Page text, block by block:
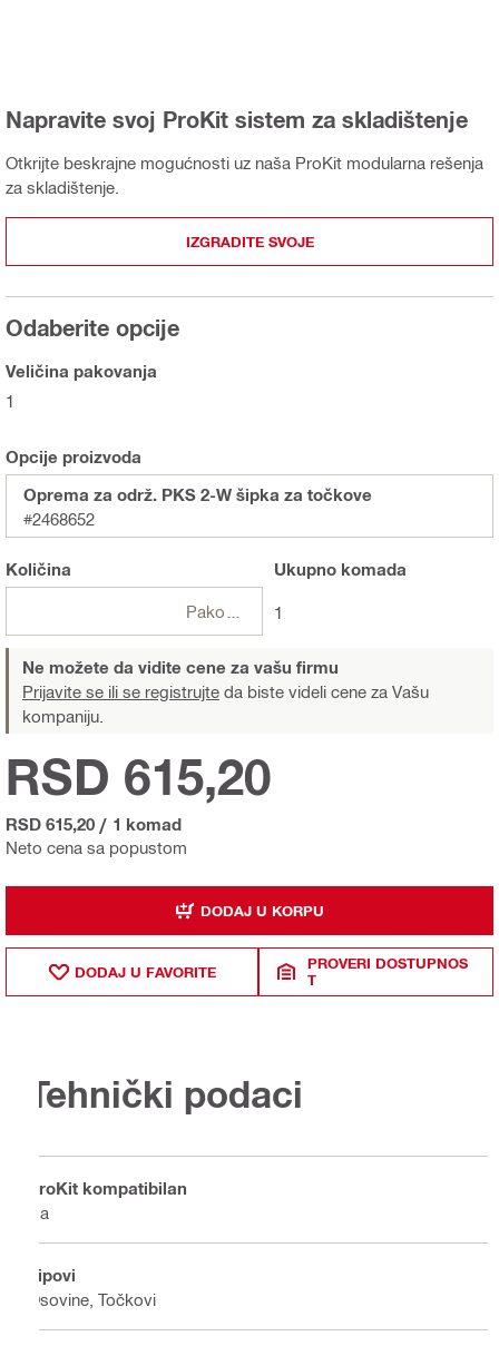
Napravite svoj ProKit sistem za skladištenje
Otkrijte beskrajne mogućnosti uz naša ProKit modularna rešenja
za skladištenje.
IZGRADITE SVOJE
Odaberite opcije
Veličina pakovanja
1
Opcije proizvoda
Oprema za održ. PKS 2-W šipka za točkove
#2468652
Količina Ukupnokomada
1
Ne možete da vidite cene za vašu firmu
Prijavite se ili se registrujte da biste videli cene za Vašu
kompaniju.
Neto cena sa popustom
RSD 615,20
RSD 615,20 / 1 komad
DODAJ U KORPU
DODAJ U FAVORITE
PROVERI DOSTUPNOS
T
Tehnički podaci
ProKit kompatibilan
Da
Tipovi
Osovine, Točkovi